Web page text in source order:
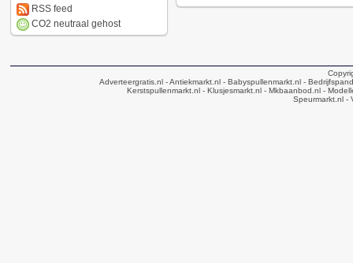
RSS feed
CO2 neutraal gehost
Adverteergratis.nl - Antiekmarkt.nl - Babyspullenmarkt.nl -
Kerstspullenmarkt.nl - Klusjesmarkt.nl - Mkbaanbod.nl -
Speurmarkt.nl -